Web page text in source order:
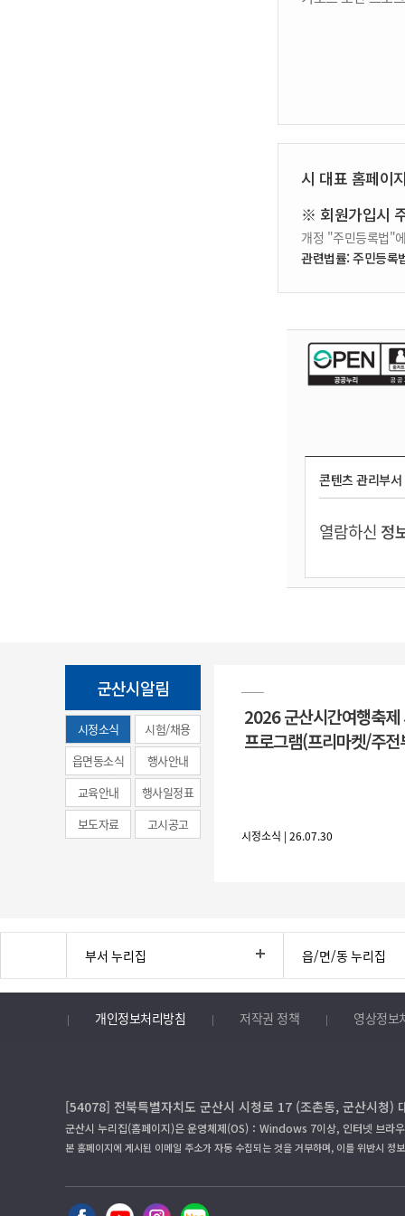
시 대표 홈페이
※ 회원가입시
개정 "주민등록법"
관련법률: 주민등
콘텐츠 관리부서
열람하신 정
군산시알림
시정소식
(municipal
news)
2026 군산시간여행축제
프로그램(프리마켓/주전
시정소식 | 26.07.30
시험/채용
읍면동소식
행사안내
교육안내
행사일정표
보도자료
고시공고
부서 누리집 읍/면/동 누리집
개인정보처리방침 저작권 정책 영상정보
[54078] 전북특별자치도 군산시 시청로 17 (조촌동, 군산시청
군산시 누리집(홈페이지)은 운영체제(OS)：Windows 7이상, 인터넷 브라
본 홈페이지에 게시된 이메일 주소가 자동 수집되는 것을 거부하며, 이를 위반시 정